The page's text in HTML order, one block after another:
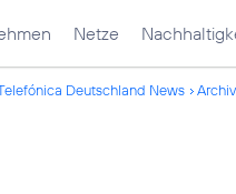
Netze
Deutschland News